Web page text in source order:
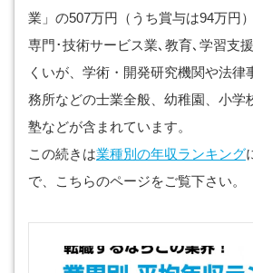
業」の507万円（うち賞与は94万円
専門･技術サービス業､教育､学習支
くいが、学術・開発研究機関や法律
務所などの士業全般、幼稚園、小学
塾などが含まれています。
この続きは業種別の年収ランキング
で、こちらのページをご覧下さい。